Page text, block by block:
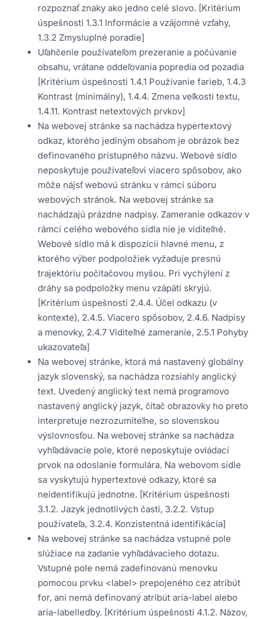
rozpoznať znaky ako jedno celé slovo. [Kritérium
úspešnosti 1.3.1 Informácie a vzájomné vzťahy,
1.3.2 Zmysluplné poradie]
Uľahčenie používateľom prezeranie a počúvanie
obsahu, vrátane oddeľovania popredia od pozadia
[Kritérium úspešnosti 1.4.1 Používanie farieb, 1.4.3
Kontrast (minimálny), 1.4.4. Zmena veľkosti textu,
1.4.11. Kontrast netextových prvkov]
Na webovej stránke sa nachádza hypertextový
odkaz, ktorého jediným obsahom je obrázok bez
definovaného prístupného názvu. Webové sídlo
neposkytuje používateľovi viacero spôsobov, ako
môže nájsť webovú stránku v rámci súboru
webových stránok. Na webovej stránke sa
nachádzajú prázdne nadpisy. Zameranie odkazov v
rámci celého webového sídla nie je viditeľné.
Webové sídlo má k dispozícii hlavné menu, z
ktorého výber podpoložiek vyžaduje presnú
trajektóriu počítačovou myšou. Pri vychýlení z
dráhy sa podpoložky menu vzápätí skryjú.
[Kritérium úspešnosti 2.4.4. Účel odkazu (v
kontexte), 2.4.5. Viacero spôsobov, 2.4.6. Nadpisy
a menovky, 2.4.7 Viditeľné zameranie, 2.5.1 Pohyby
ukazovateľa]
Na webovej stránke, ktorá má nastavený globálny
jazyk slovenský, sa nachádza rozsiahly anglický
text. Uvedený anglický text nemá programovo
nastavený anglický jazyk, čítač obrazovky ho preto
interpretuje nezrozumiteľne, so slovenskou
výslovnosťou. Na webovej stránke sa nachádza
vyhľadávacie pole, ktoré neposkytuje ovládací
prvok na odoslanie formulára. Na webovom sídle
sa vyskytujú hypertextové odkazy, ktoré sa
neidentifikujú jednotne. [Kritérium úspešnosti
3.1.2. Jazyk jednotlivých častí, 3.2.2. Vstup
používateľa, 3.2.4. Konzistentná identifikácia]
Na webovej stránke sa nachádza vstupné pole
slúžiace na zadanie vyhľadávacieho dotazu.
Vstupné pole nemá zadefinovanú menovku
pomocou prvku <label> prepojeného cez atribút
for, ani nemá definovaný atribút aria-label alebo
aria-labelledby. [Kritérium úspešnosti 4.1.2. Názov,